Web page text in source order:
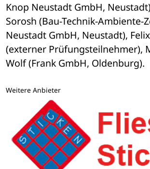
Knop Neustadt GmbH,
Sorosh (Bau-Technik-Ambiente-
Neustadt GmbH, Neustadt),
(externer Prüfungsteilnehmer),
Wolf (Frank GmbH, Oldenburg).
Weitere Anbieter